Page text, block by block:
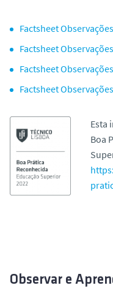
Factsheet
Factsheet
Factsheet
Factsheet
Esta
Boa
Observar e